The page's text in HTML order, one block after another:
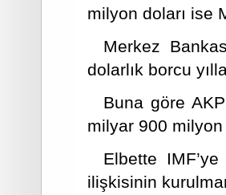
milyon doları ise
Merkez
dolarlık borcu
Buna göre
milyar 900
Elbette
ilişkisinin